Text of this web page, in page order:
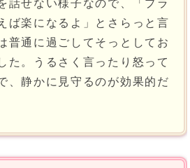
話せない様子なので、「プラ
ば楽になるよ」とさらっと言
普通に過ごしてそっとしてお
た。うるさく言ったり怒って
、静かに見守るのが効果的だ